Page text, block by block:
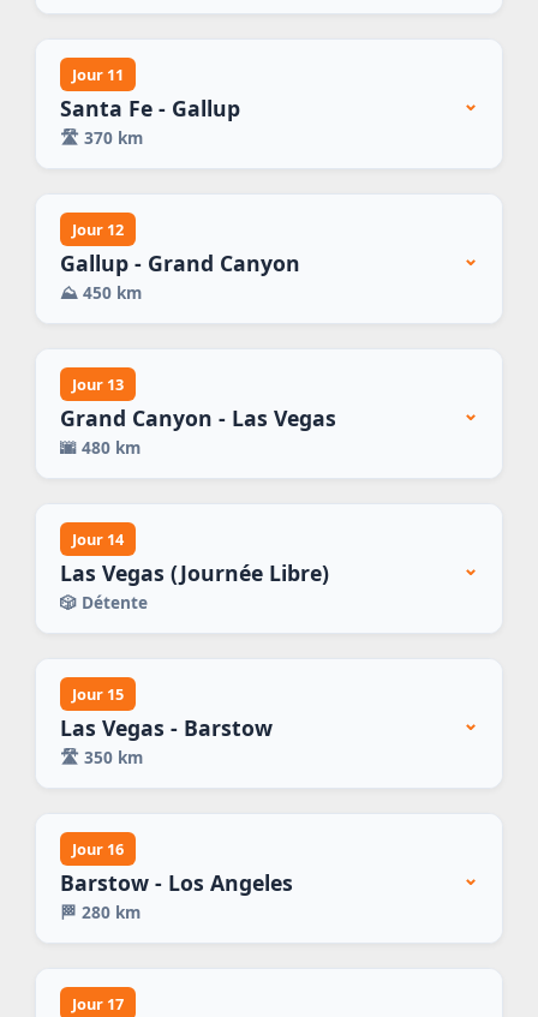
Jour 11
Santa Fe - Gallup
🛣️ 370 km
⌄
Jour 12
Gallup - Grand Canyon
⛰️ 450 km
⌄
Jour 13
Grand Canyon - Las Vegas
🌆 480 km
⌄
Jour 14
Las Vegas (Journée Libre)
🎲 Détente
⌄
Jour 15
Las Vegas - Barstow
🛣️ 350 km
⌄
Jour 16
Barstow - Los Angeles
🏁 280 km
⌄
Jour 17